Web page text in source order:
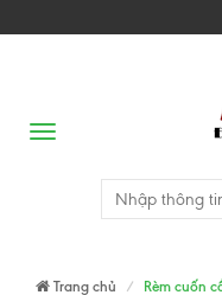
Menu
Trang chủ Rèm cuốn